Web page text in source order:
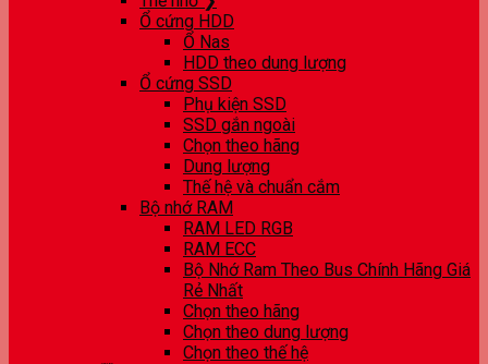
Ổ cứng HDD
Ổ Nas
HDD theo dung lượng
Ổ cứng SSD
Phụ kiện SSD
SSD gắn ngoài
Chọn theo hãng
Dung lượng
Thế hệ và chuẩn cắm
Bộ nhớ RAM
RAM LED RGB
RAM ECC
Bộ Nhớ Ram Theo Bus Chính Hãng Giá
Rẻ Nhất
Chọn theo hãng
Chọn theo dung lượng
Chọn theo thế hệ